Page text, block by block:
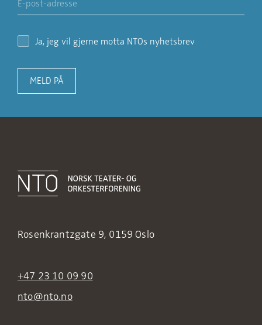
Rosenkrantzgate 9, 0159 Oslo
+47 23 10 09 90
nto@nto.no
Ja, jeg vil gjerne motta NTOs nyhetsbrev
MELD PÅ